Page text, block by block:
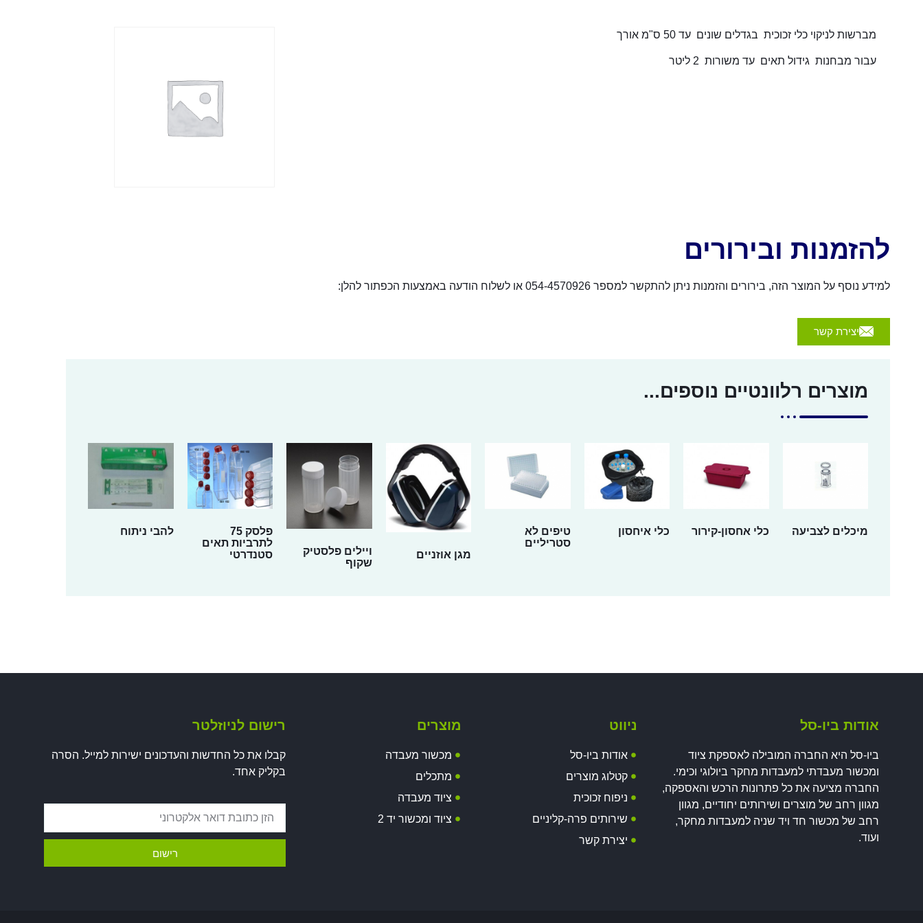
מברשות לניקוי כלי זכוכית בגדלים שונים עד 50 ס"מ אורך
עבור מבחנות גידול תאים עד משורות 2 ליטר
להזמנות ובירורים
למידע נוסף על המוצר הזה, בירורים והזמנות ניתן להתקשר למספר 054-4570926 או לשלוח הודעה באמצעות הכפתור להלן:
יצירת קשר
מוצרים רלוונטיים נוספים...
מיכלים לצביעה כלי אחסון-קירור כלי איחסון
טיפים לא
סטריליים
מגן אוזניים
ויילים פלסטיק
שקוף
פלסק 75
לתרביות תאים
סטנדרטי
להבי ניתוח
אודות ביו-סל
ביו-סל היא החברה המובילה לאספקת ציוד
ומכשור מעבדתי למעבדות מחקר ביולוגי וכימי.
החברה מציעה את כל פתרונות הרכש והאספקה,
מגוון רחב של מוצרים ושירותים יחודיים, מגוון
רחב של מכשור חד ויד שניה למעבדות מחקר,
ועוד.
ניווט
אודות ביו-סל
קטלוג מוצרים
ניפוח זכוכית
שירותים פרה-קליניים
יצירת קשר
מוצרים
מכשור מעבדה
מתכלים
ציוד מעבדה
ציוד ומכשור יד 2
רישום לניוזלטר
קבלו את כל החדשות והעדכונים ישירות למייל. הסרה
בקליק אחד.
רישום